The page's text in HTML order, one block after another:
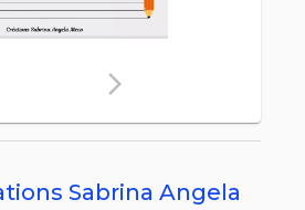
arrow_forward_ios
Sabrina Angela